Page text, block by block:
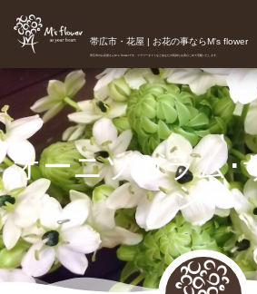
帯広市・花屋 | お花の事ならM's flower
帯広市のお花屋さんM's flowerです。フラワーギフトなどあなたの気持ちを真心こめて宅配いたします。
オーニソガラム･
シー